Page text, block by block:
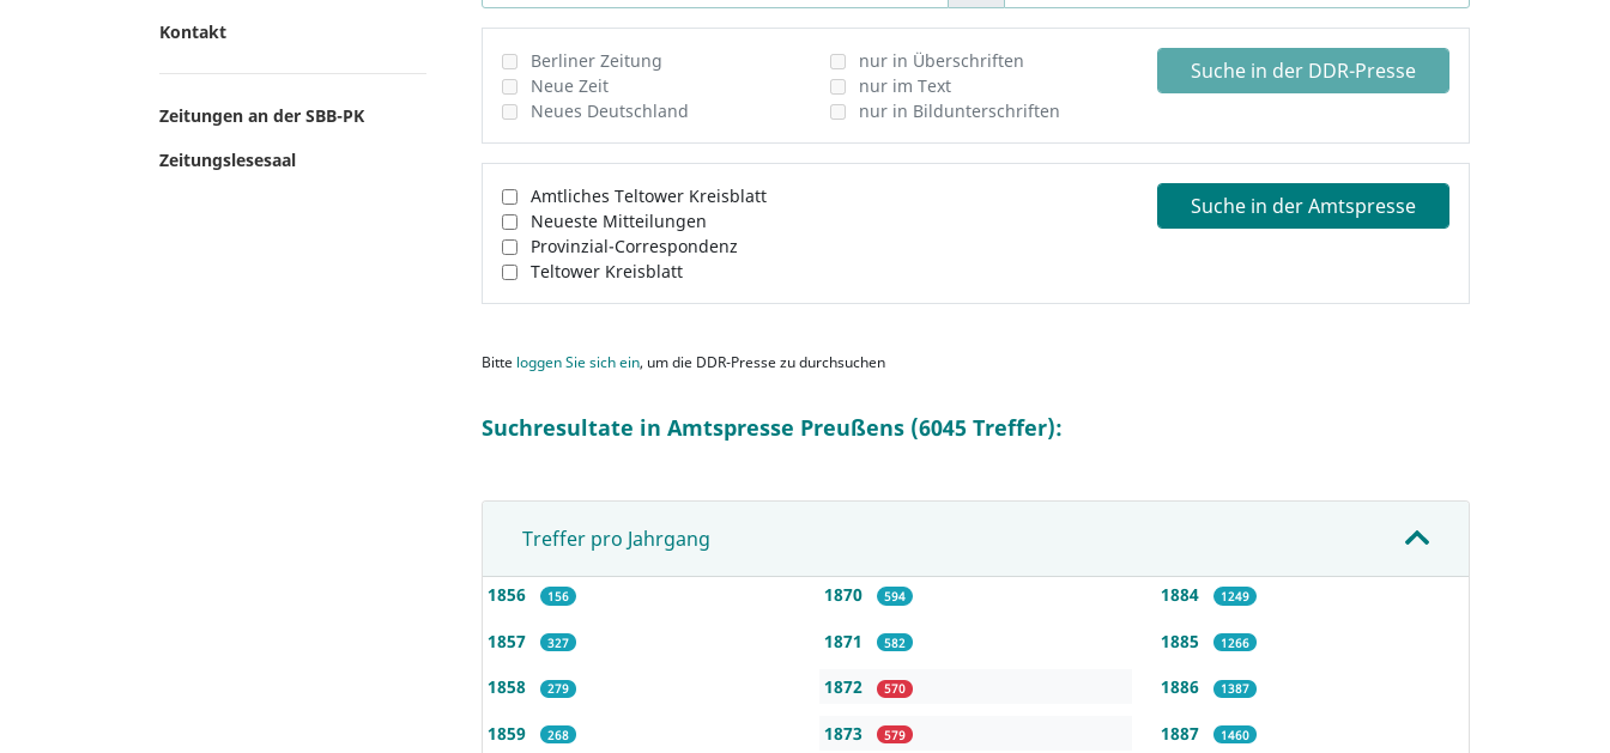
Kontakt
Zeitungen an der SBB-PK
Zeitungslesesaal
Berliner Zeitung
Neue Zeit
Neues Deutschland
nur in Überschriften
nur im Text
nur in Bildunterschriften
Suche in der DDR-Presse
Amtliches Teltower Kreisblatt
Neueste Mitteilungen
Provinzial-Correspondenz
Teltower Kreisblatt
Suche in der Amtspresse
Bitte loggen Sie sich ein, um die DDR-Presse zu durchsuchen
Suchresultate in Amtspresse Preußens (6045 Treffer):
Treffer pro Jahrgang
1856 156
1857 327
1858 279
1859 268
1870 594
1871 582
1872 570
1873 579
1884 1249
1885 1266
1886 1387
1887 1460